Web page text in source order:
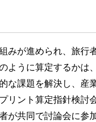
みが進められ、旅
ように算定するか
な課題を解決し、
リント算定指針検
が共同で討論会に